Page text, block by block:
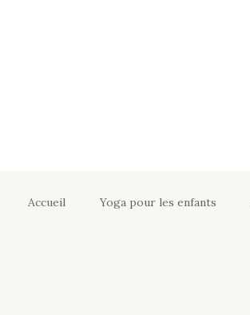
Accueil Yoga pour les enfants